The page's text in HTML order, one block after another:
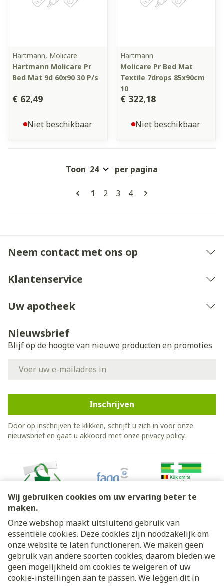
Wij gebruiken cookies om uw ervaring beter te
maken.
Onze webshop maakt uitsluitend gebruik van
essentiële cookies. Deze cookies zijn noodzakelijk om
onze website te laten functioneren. We maken geen
gebruik van andere soorten cookies; daarom bieden we
geen mogelijkheid om cookies te weigeren of uw
cookie-instellingen aan te passen. We leggen dit in
Hartmann, Molicare
Hartmann Molicare Pr
Bed Mat 9d 60x90 30 P/s
€ 62,49
Niet beschikbaar
Hartmann
Molicare Pr Bed Mat
Textile 7drops 85x90cm
10
€ 322,18
Niet beschikbaar
Pagina's
U lees momenteel pagina
1 Pagina
2 Pagina
3 Pagina
4
Toon per pagina
Neem contact met ons op
Klantenservice
Uw apotheek
Nieuwsbrief
Blijf op de hoogte van nieuwe producten en promoties
Inschrijven
Door op inschrijven te klikken, schrijft u zich in voor onze
nieuwsbrief en gaat u akkoord met onze privacy policy.
Juridische links